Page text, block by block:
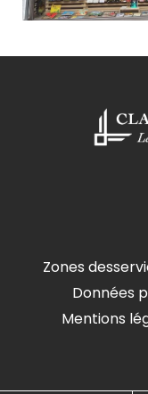
Zones
Données
Mentions